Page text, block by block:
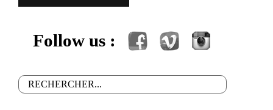
Follow us : FacebookVimeo Instagram
Formulaire de recherche
Rechercher